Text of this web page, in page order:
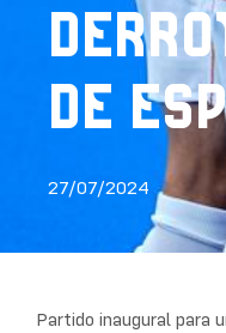
DE
27/07/2024
Partido inaugural para